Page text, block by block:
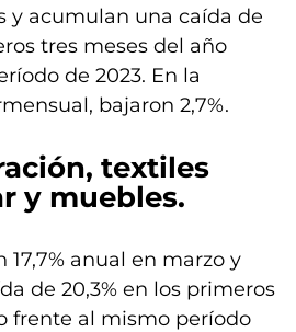
y acumulan una caída de
tres meses del año
de 2023. En la
bajaron 2,7%.
textiles
y muebles.
17,7% anual en marzo y
de 20,3% en los primeros
frente al mismo período